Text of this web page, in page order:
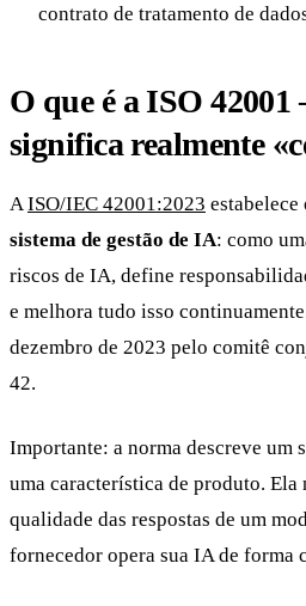
contrato de tratamento de
O que é a ISO
significa realmente
AISO/IEC 42001:2023
sistema de gestão de IA: como
riscos de IA, define
e melhora tudo isso
dezembro de 2023 pelo comitê
42.
Importante: a norma descreve um
uma característica de produto. Ela
qualidade das respostas de um
fornecedor opera sua IA de forma